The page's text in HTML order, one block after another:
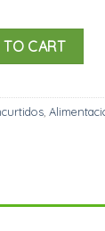
DE ANCHOA
CART